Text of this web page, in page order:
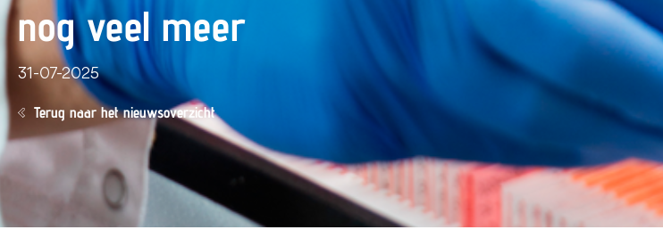
Grote gift geven
Periodiek
Nalaten
Zakelijk
nog veel meer
31-07-2025
Terug naar het nieuwsoverzicht